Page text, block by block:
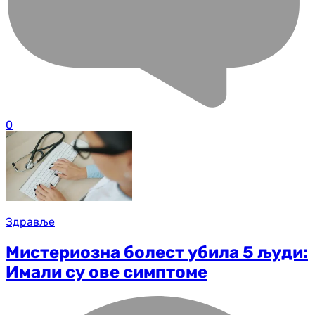
0
Здравље
Мистериозна болест убила 5 људи:
Имали су ове симптоме